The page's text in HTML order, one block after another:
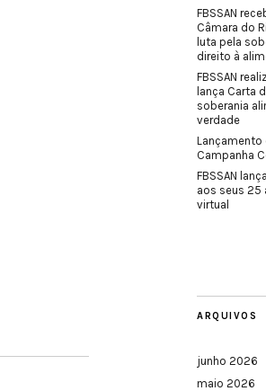
FBSSAN
Câmara do
luta pela
direito à
FBSSAN
lança Carta
soberania
verdade
Lançamento
Campanha
FBSSAN
aos seus 25
virtual
ARQUIVOS
junho 2026
maio 2026